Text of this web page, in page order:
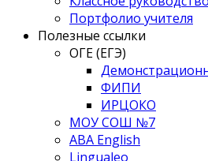
Портфолио учителя
Полезные ссылки
ОГЕ (ЕГЭ)
ФИПИ
ИРЦОКО
МОУ СОШ №7
ABA English
Lingualeo